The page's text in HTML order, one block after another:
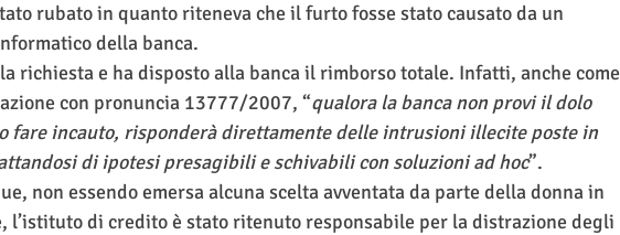
rubato in quanto riteneva che il furto fosse stato causato da un
della banca.
richiesta e ha disposto alla banca il rimborso totale. Infatti, anche come
con pronuncia 13777/2007, “qualora la banca non provi il dolo
fare incauto, risponderà direttamente delle intrusioni illecite poste in
di ipotesi presagibili e schivabili con soluzioni ad hoc”.
non essendo emersa alcuna scelta avventata da parte della donna in
l’istituto di credito è stato ritenuto responsabile per la distrazione degli